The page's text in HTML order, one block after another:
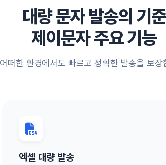
대량 문자 발송의 기준
제이문자 주요 기능
어떠한 환경에서도 빠르고 정확한 발송을 보장
엑셀 대량 발송